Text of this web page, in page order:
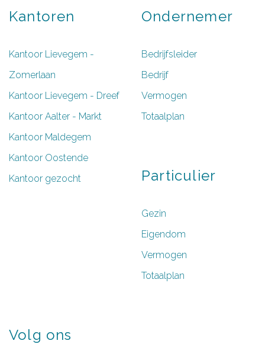
Kantoren
Kantoor Lievegem -
Zomerlaan
Kantoor Lievegem - Dreef
Kantoor Aalter - Markt
Kantoor Maldegem
Kantoor Oostende
Kantoor gezocht
Ondernemer
Bedrijfsleider
Bedrijf
Vermogen
Totaalplan
Particulier
Gezin
Eigendom
Vermogen
Totaalplan
Volg ons